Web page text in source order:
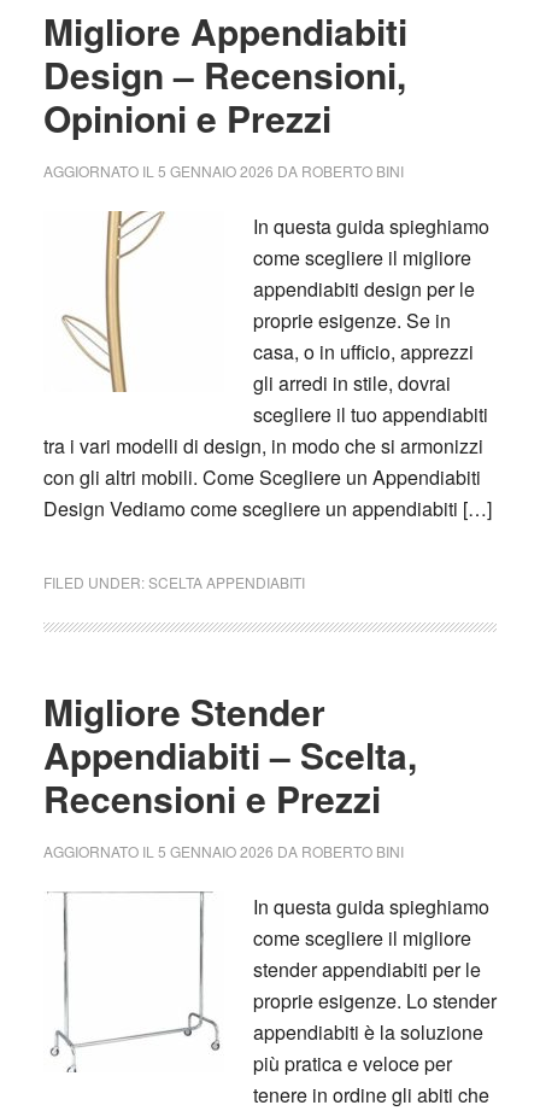
Migliore Appendiabiti
Design – Recensioni,
Opinioni e Prezzi
AGGIORNATO IL 5 GENNAIO 2026 DA ROBERTO BINI
In questa guida spieghiamo
come scegliere il migliore
appendiabiti design per le
proprie esigenze. Se in
casa, o in ufficio, apprezzi
gli arredi in stile, dovrai
scegliere il tuo appendiabiti
tra i vari modelli di design, in modo che si armonizzi
con gli altri mobili. Come Scegliere un Appendiabiti
Design Vediamo come scegliere un appendiabiti […]
FILED UNDER:SCELTA APPENDIABITI
Migliore Stender
Appendiabiti – Scelta,
Recensioni e Prezzi
AGGIORNATO IL 5 GENNAIO 2026 DA ROBERTO BINI
In questa guida spieghiamo
come scegliere il migliore
stender appendiabiti per le
proprie esigenze. Lo stender
appendiabiti è la soluzione
più pratica e veloce per
tenere in ordine gli abiti che